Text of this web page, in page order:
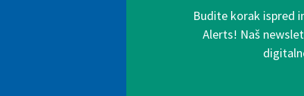
Budite korak ispred
Alerts! Naš